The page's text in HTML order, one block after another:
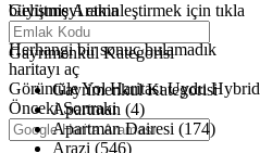
büyütmeyi etkinleştirmek için tıkla
Haritalar yükleniyor
Herhangi bir sonuç bulamadık
haritayı aç
GörüntüleYol Haritası Uydu Hybrid
Önceki Sonraki
Gelişmiş Arama
Gayrimenkul Kategorisi
Gayrimenkul Kategorisi
Apartman (4)
Apartman Dairesi (174)
Arazi (546)